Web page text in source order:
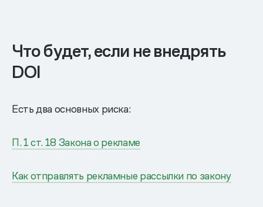
Что будет, если не внедрять
DOI
Есть два основных риска:
П. 1 ст. 18 Закона о рекламе
Как отправлять рекламные рассылки по закону